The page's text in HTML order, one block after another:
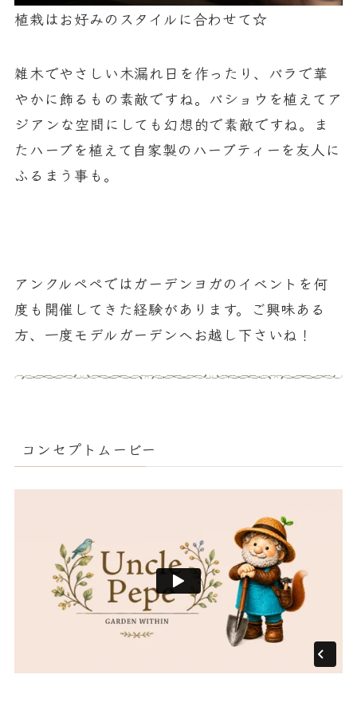
植栽はお好みのスタイルに合わせて☆
雑木でやさしい木漏れ日を作ったり、バラで華
やかに飾るもの素敵ですね。バショウを植えてア
ジアンな空間にしても幻想的で素敵ですね。ま
たハーブを植えて自家製のハーブティーを友人に
ふるまう事も。
アンクルペペではガーデンヨガのイベントを何
度も開催してきた経験があります。ご興味ある
方、一度モデルガーデンへお越し下さいね！
コンセプトムービー